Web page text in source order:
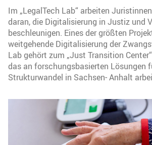
Im „LegalTech Lab“ arbeiten
daran, die Digitalisierung in Justiz und
beschleunigen. Eines der größten
weitgehende Digitalisierung der
Lab gehört zum „Just Transition
das an forschungsbasierten Lösungen
Strukturwandel in Sachsen- Anhalt